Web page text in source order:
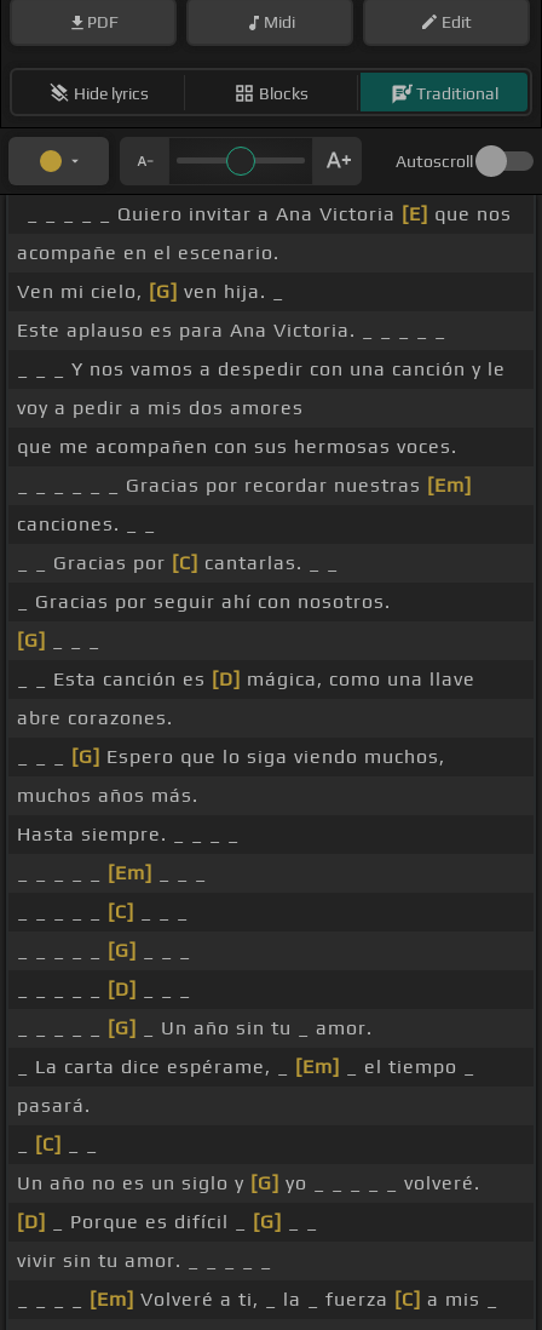
PDF Midi Edit
Hide lyrics Blocks Traditional
Autoscroll
_ _ _ _ _ Quiero invitar a Ana Victoria [E] que nos
acompañe en el escenario.
Ven mi cielo, [G] ven hija. _
Este aplauso es para Ana Victoria. _ _ _ _ _
_ _ _ Y nos vamos a despedir con una canción y le
voy a pedir a mis dos amores
que me acompañen con sus hermosas voces.
_ _ _ _ _ _ Gracias por recordar nuestras [Em]
canciones. _ _
_ _ Gracias por [C] cantarlas. _ _
_ Gracias por seguir ahí con nosotros.
[G]
_ _ Esta canción es [D] mágica, como una llave
abre corazones.
[G] Espero que lo siga viendo muchos,
muchos años más.
Hasta siempre. _ _ _ _
[Em]
[C]
[G]
[D]
[G]
_ Un año sin tu _ amor.
_ La carta dice espérame, _
[Em]
_ el tiempo _
pasará.
[C]
Un año no es un siglo y [G] yo _ _ _ _ _ volveré.
[D]
_ Porque es difícil _ [G]
vivir sin tu amor. _ _ _ _ _
[Em] Volveré a ti, _ la _ fuerza [C] a mis _